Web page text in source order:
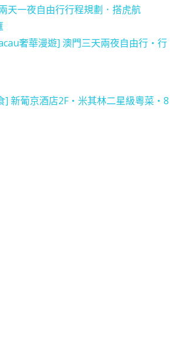
天一夜自由行行程規劃．搭虎航
奢華漫遊] 澳門三天兩夜自由行‧行
新葡京酒店2F‧米其林二星級粵菜‧8